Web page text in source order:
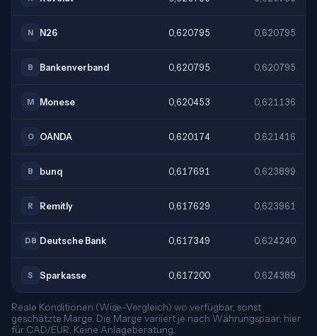
N N26 0,620795 0,620795
B Bankenverband 0,620795 0,620795
M Monese 0,620453 0,621136
O OANDA 0,620174 0,621416
B bunq 0,617691 0,623899
R Remitly 0,617629 0,623961
DB Deutsche Bank 0,617349 0,624240
S Sparkasse 0,617200 0,624389
Reale Konditionen (Wise-Vergleich) wo verfügbar, sonst
geschätzte Marge. Die Marge variiert je nach Währungspaar; hier
für CAD/EUR. Keine Anlageberatung.